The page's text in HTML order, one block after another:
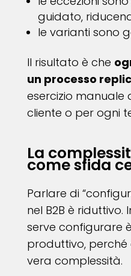
guidato,
le varianti sono
Il risultato è che
un processo
esercizio manuale
cliente o per ogni
La
come sfida
Parlare di
nel B2B è riduttivo.
serve configurare
produttivo, perché
vera complessità.